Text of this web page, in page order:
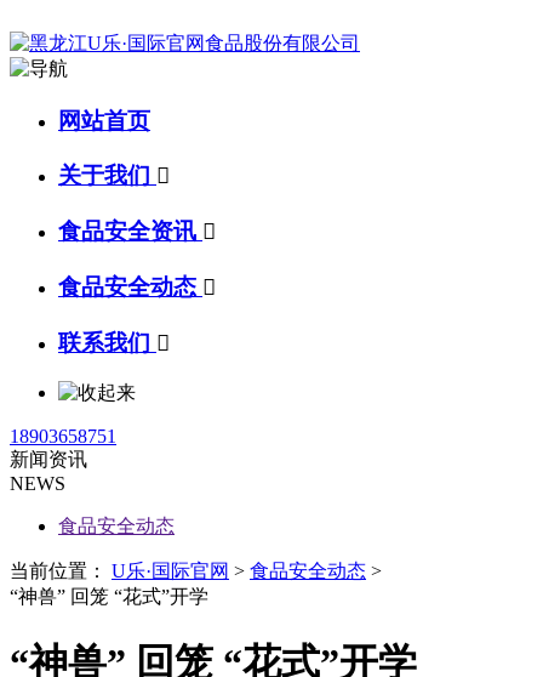
网站首页
关于我们 
食品安全资讯 
食品安全动态 
联系我们 
18903658751
新闻资讯
NEWS
食品安全动态
当前位置： U乐·国际官网 > 食品安全动态 >
“神兽” 回笼 “花式”开学
“神兽” 回笼 “花式”开学